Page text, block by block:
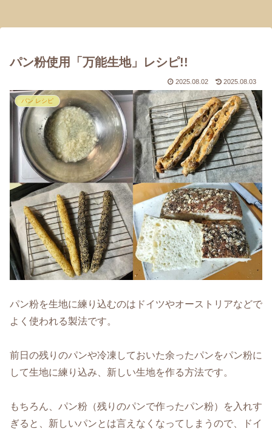
パン粉使用「万能生地」レシピ!!
2025.08.02 2025.08.03
パン レシピ
パン粉を生地に練り込むのはドイツやオーストリアなどで
よく使われる製法です。
前日の残りのパンや冷凍しておいた余ったパンをパン粉に
して生地に練り込み、新しい生地を作る方法です。
もちろん、パン粉（残りのパンで作ったパン粉）を入れす
ぎると、新しいパンとは言えなくなってしまうので、ドイ